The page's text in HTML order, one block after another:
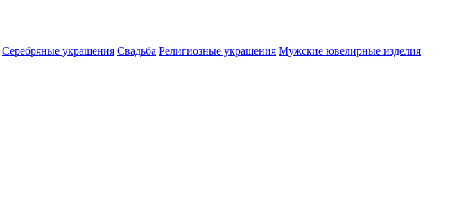
Серебряные украшения Свадьба Религиозные украшения Мужские ювелирные изделия